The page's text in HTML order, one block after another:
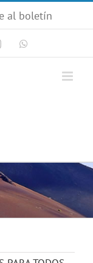
al boletín
Instagram